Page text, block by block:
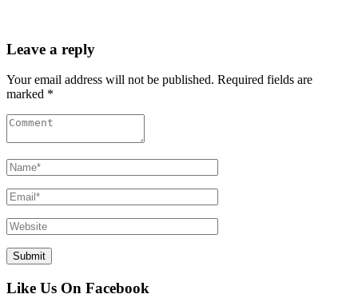
Leave a reply
Your email address will not be published. Required fields are
marked *
Like Us On Facebook